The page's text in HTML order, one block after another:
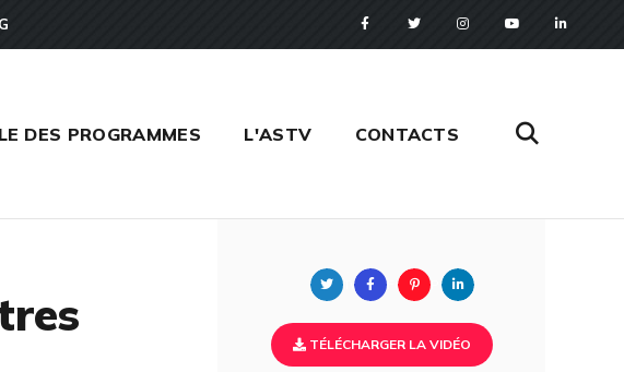
DES PROGRAMMES L'ASTV CONTACTS
Twitter FacebookPinterest
TÉLÉCHARGER LA VIDÉO